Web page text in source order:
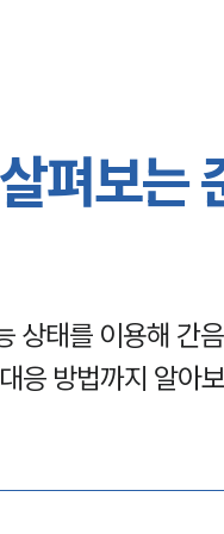
펴보는
상태를 이용해 간
응 방법까지 알아